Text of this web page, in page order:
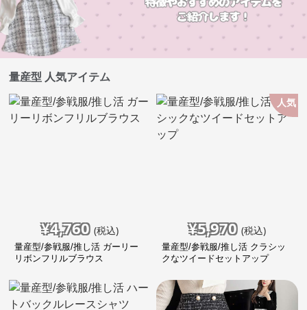
量産型 人気アイテム
¥4,760 (税込)
量産型/参戦服/推し活 ガーリー
リボンフリルブラウス
人気
¥5,970 (税込)
量産型/参戦服/推し活 クラシッ
クなツイードセットアップ